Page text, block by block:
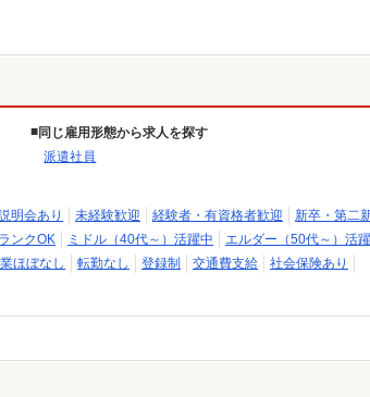
同じ雇用形態から求人を探す
派遣社員
明会あり 未経験歓迎 経験者・有資格者歓迎
新卒・第二
ンクOK ミドル（40代～）活躍中
エルダー（50代～）活
ほぼなし 転勤なし 登録制 交通費支給
社会保険あり